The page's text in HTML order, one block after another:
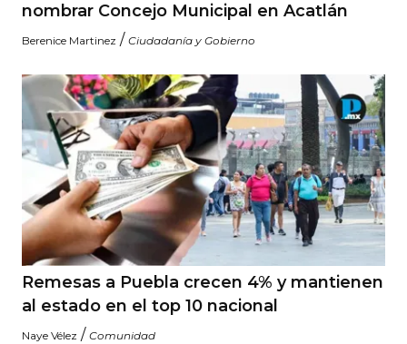
nombrar Concejo Municipal en Acatlán
Berenice Martinez / Ciudadanía y Gobierno
Remesas a Puebla crecen 4% y mantienen
al estado en el top 10 nacional
Naye Vélez / Comunidad